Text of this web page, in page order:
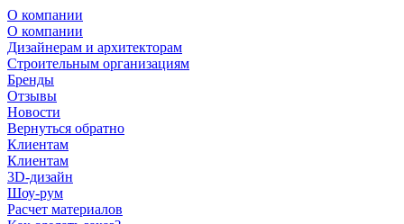
О компании
О компании
Дизайнерам и архитекторам
Строительным организациям
Бренды
Отзывы
Новости
Вернуться обратно
Клиентам
Клиентам
3D-дизайн
Шоу-рум
Расчет материалов